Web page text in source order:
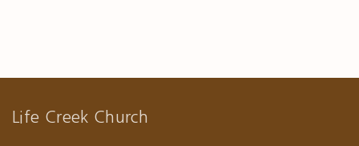
Life Creek Church